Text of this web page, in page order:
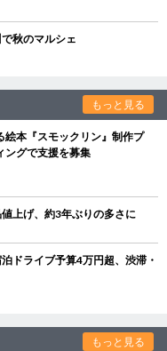
秋のマルシェ
もっと見る
絵本『スモックリン』制作プ
グで支援を募集
上げ、約3年ぶりの多さに
ドライブ予算4万円超、渋滞・
もっと見る